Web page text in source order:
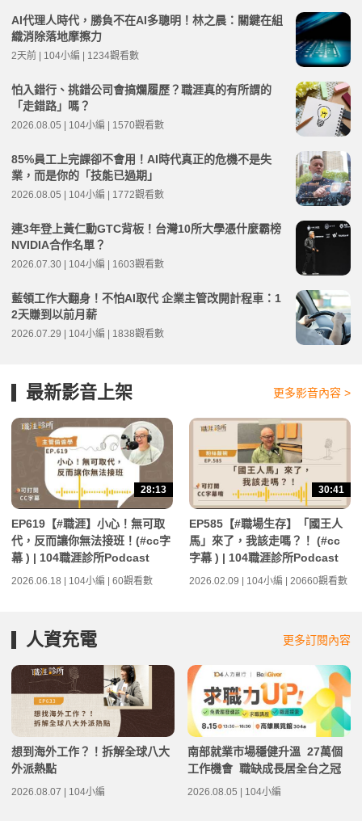
AI代理人時代，勝負不在AI多聰明！林之晨：關鍵在組
織消除落地摩擦力
2天前 | 104小編 | 1234觀看數
怕入錯行、挑錯公司會搞爛履歷？職涯真的有所謂的
「走錯路」嗎？
2026.08.05 | 104小編 | 1570觀看數
85%員工上完課卻不會用！AI時代真正的危機不是失
業，而是你的「技能已過期」
2026.08.05 | 104小編 | 1772觀看數
連3年登上黃仁勳GTC背板！台灣10所大學憑什麼霸榜
NVIDIA合作名單？
2026.07.30 | 104小編 | 1603觀看數
藍領工作大翻身！不怕AI取代 企業主管改開計程車：1
2天賺到以前月薪
2026.07.29 | 104小編 | 1838觀看數
最新影音上架 更多影音內容 >
28:13
EP619【#職涯】小心！無可取
代，反而讓你無法接班！(#cc字
幕 ) | 104職涯診所Podcast
2026.06.18 | 104小編 | 60觀看數
30:41
EP585【#職場生存】「國王人
馬」來了，我該走嗎？！ (#cc
字幕 ) | 104職涯診所Podcast
2026.02.09 | 104小編 | 20660觀看數
人資充電 更多訂閱內容
想到海外工作？！拆解全球八大
外派熱點
2026.08.07 | 104小編
南部就業市場穩健升溫 27萬個
工作機會 職缺成長居全台之冠
2026.08.05 | 104小編